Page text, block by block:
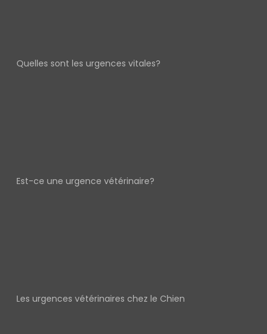
Quelles sont les urgences vitales?
Est-ce une urgence vétérinaire?
Les urgences vétérinaires chez le Chien